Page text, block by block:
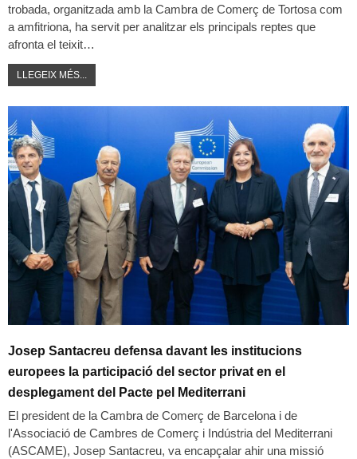
trobada, organitzada amb la Cambra de Comerç de Tortosa com
a amfitriona, ha servit per analitzar els principals reptes que
afronta el teixit…
LLEGEIX MÉS...
Josep Santacreu defensa davant les institucions
europees la participació del sector privat en el
desplegament del Pacte pel Mediterrani
El president de la Cambra de Comerç de Barcelona i de
l'Associació de Cambres de Comerç i Indústria del Mediterrani
(ASCAME), Josep Santacreu, va encapçalar ahir una missió